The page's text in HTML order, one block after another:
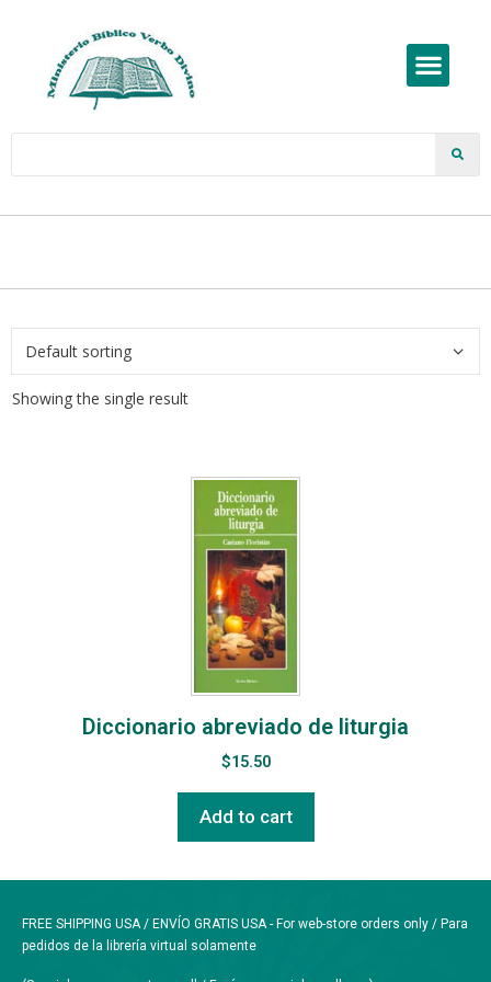
Showing the single result
Diccionario abreviado de liturgia
$15.50
Add to cart
FREE SHIPPING USA / ENVÍO GRATIS USA - For web-store orders only / Para
pedidos de la librería virtual solamente